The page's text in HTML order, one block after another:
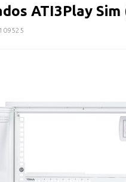
ATI3Play Sim